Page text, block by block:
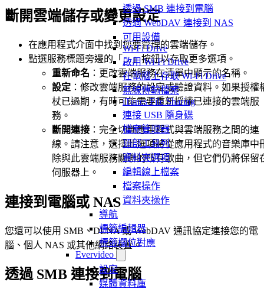
透過 SMB 連接到電腦
透過 WebDAV 連接到 NAS
可用設備
Wi-Fi Drive
啟用 Wi-Fi Drive
在電腦上存取 Wi-Fi Drive
無線傳輸檔案
iTunes File Sharing
連接 USB 隨身碟
檔案管理器
頂部工具列
資料夾選項
編輯線上檔案
檔案操作
資料夾操作
導航
標籤編輯器
標籤欄位對應
Evervideo
設定
媒體資料庫
斷開雲端儲存或變更設定
在應用程式介面中找到您要管理的雲端儲存。
點選服務標題旁邊的「…」按鈕以存取更多選項。
重新命名 ：更改雲端服務在清單中顯示的名稱。
設定 ：修改雲端服務的設定或驗證資料。如果授權
杖已過期，有時可能需要重新授權已連接的雲端服
務。
斷開連接 ：完全切斷應用程式與雲端服務之間的連
線。請注意，選擇此選項將從應用程式的音樂庫中
除與此雲端服務關聯的所有歌曲，但它們仍將保留
伺服器上。
連接到電腦或 NAS
您還可以使用 SMB、DLNA 或 WebDAV 通訊協定連接您的電
腦、個人 NAS 或其他網路裝置。
透過 SMB 連接到電腦